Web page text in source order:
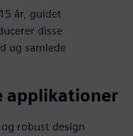
år, guidet
disse
og samlede
applikationer
robust design